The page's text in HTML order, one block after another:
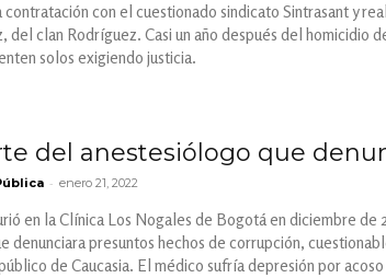
con el cuestionado sindicato Sintrasant y
clan Rodríguez. Casi un año después del homicidio
solos exigiendo justicia.
del anestesiólogo que
- enero 21, 2022
en la Clínica Los Nogales de Bogotá en diciembre
denunciara presuntos hechos de corrupción,
de Caucasia. El médico sufría depresión por